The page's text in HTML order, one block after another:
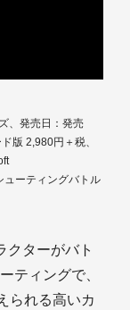
、発売日：発売
版 2,980円＋税、
ューティングバトル
クターがバト
ティングで、
られる高いカ